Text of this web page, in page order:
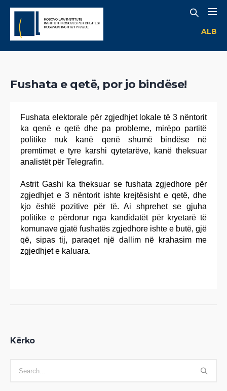
ALB
Fushata e qetë, por jo bindëse!
Fushata elektorale për zgjedhjet lokale të 3 nëntorit
ka qenë e qetë dhe pa probleme, mirëpo partitë
politike nuk kanë qenë shumë bindëse në
premtimet e tyre karshi qytetarëve, kanë theksuar
analistët për Telegrafin.
Astrit Gashi ka theksuar se fushata zgjedhore për
zgjedhjet e 3 nëntorit ishte krejtësisht e qetë, dhe
kjo është pozitive për të. Ai shprehet se gjuha
politike e përdorur nga kandidatët për kryetarë të
komunave gjatë fushatës zgjedhore ishte e butë, gjë
që, sipas tij, paraqet një dallim në krahasim me
zgjedhjet e kaluara.
Kërko